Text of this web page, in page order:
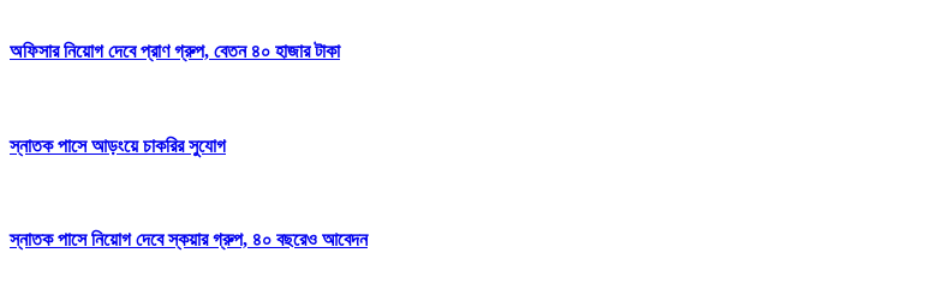
অফিসার নিয়োগ দেবে প্রাণ গ্রুপ, বেতন ৪০ হাজার টাকা
স্নাতক পাসে আড়ংয়ে চাকরির সুযোগ
স্নাতক পাসে নিয়োগ দেবে স্কয়ার গ্রুপ, ৪০ বছরেও আবেদন